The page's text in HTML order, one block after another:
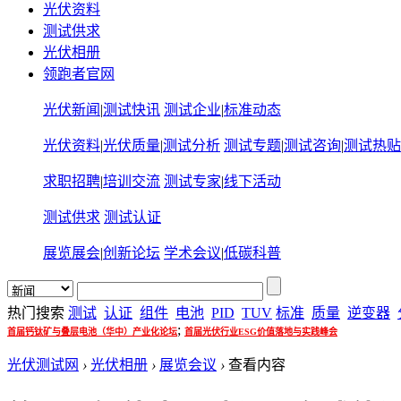
光伏资料
测试供求
光伏相册
领跑者官网
光伏新闻 |测试快讯 测试企业|标准动态
光伏资料|光伏质量|测试分析 测试专题|测试咨询|测试热贴
求职招聘|培训交流 测试专家|线下活动
测试供求 测试认证
展览展会|创新论坛 学术会议|低碳科普
热门搜索 测试 认证 组件 电池 PID TUV 标准 质量 逆变器
首届钙钛矿与叠层电池（华中）产业化论坛; 首届光伏行业ESG价值落地与实践峰会
光伏测试网 › 光伏相册 › 展览会议 › 查看内容